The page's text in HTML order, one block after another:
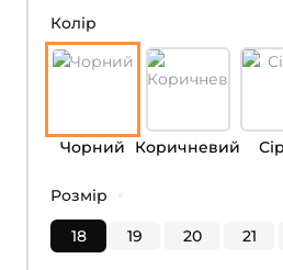
Колір
Чорний Коричневий
Розмір
18 19 20 21